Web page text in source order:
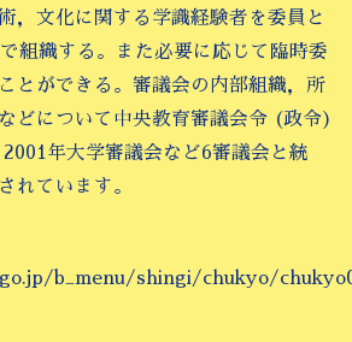
，文化に関する学識経験者を委員と
組織する。また必要に応じて臨時委
とができる。審議会の内部組織，所
どについて中央教育審議会令 (政令)
年大学審議会など6審議会と統
れています。
b_menu/shingi/chukyo/